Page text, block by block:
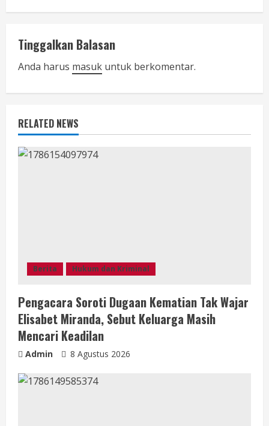
n
u
e
R
e
Tinggalkan Balasan
Anda harus masuk untuk berkomentar.
RELATED NEWS
Berita Hukum dan Kriminal
Pengacara Soroti Dugaan Kematian Tak Wajar
Elisabet Miranda, Sebut Keluarga Masih
Mencari Keadilan
Admin 8 Agustus 2026